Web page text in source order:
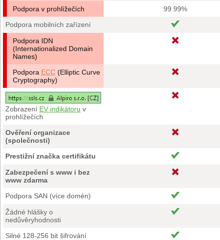
Podpora v prohlížečích
99.99%
Podpora mobilních zařízení
Podpora IDN
(Internationalized Domain
Names)
Podpora ECC (Elliptic Curve
Cryptography)
Zobrazení EV indikátoru v
prohlížečích
Ověření organizace
(společnosti)
Prestižní značka certifikátu
Zabezpečení s www i bez
www zdarma
Podpora SAN (více domén)
Žádné hlášky o
nedůvěryhodnosti
Silné 128-256 bit šifrování